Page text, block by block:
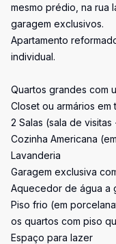
mesmo prédio, na rua
garagem exclusivos.
Apartamento
individual.
Quartos grandes com
Closet ou armários em
2 Salas (sala de
Cozinha Americana
Lavanderia
Garagem exclusiva
Aquecedor de água a
Piso frio (em
os quartos com piso
Espaço para lazer